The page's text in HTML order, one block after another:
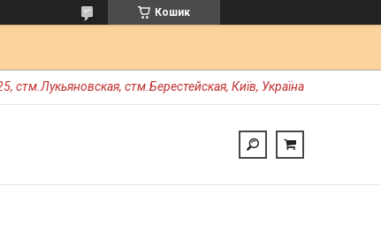
Кошик
стм.Лукьяновская, стм.Берестейская, Київ, Україна